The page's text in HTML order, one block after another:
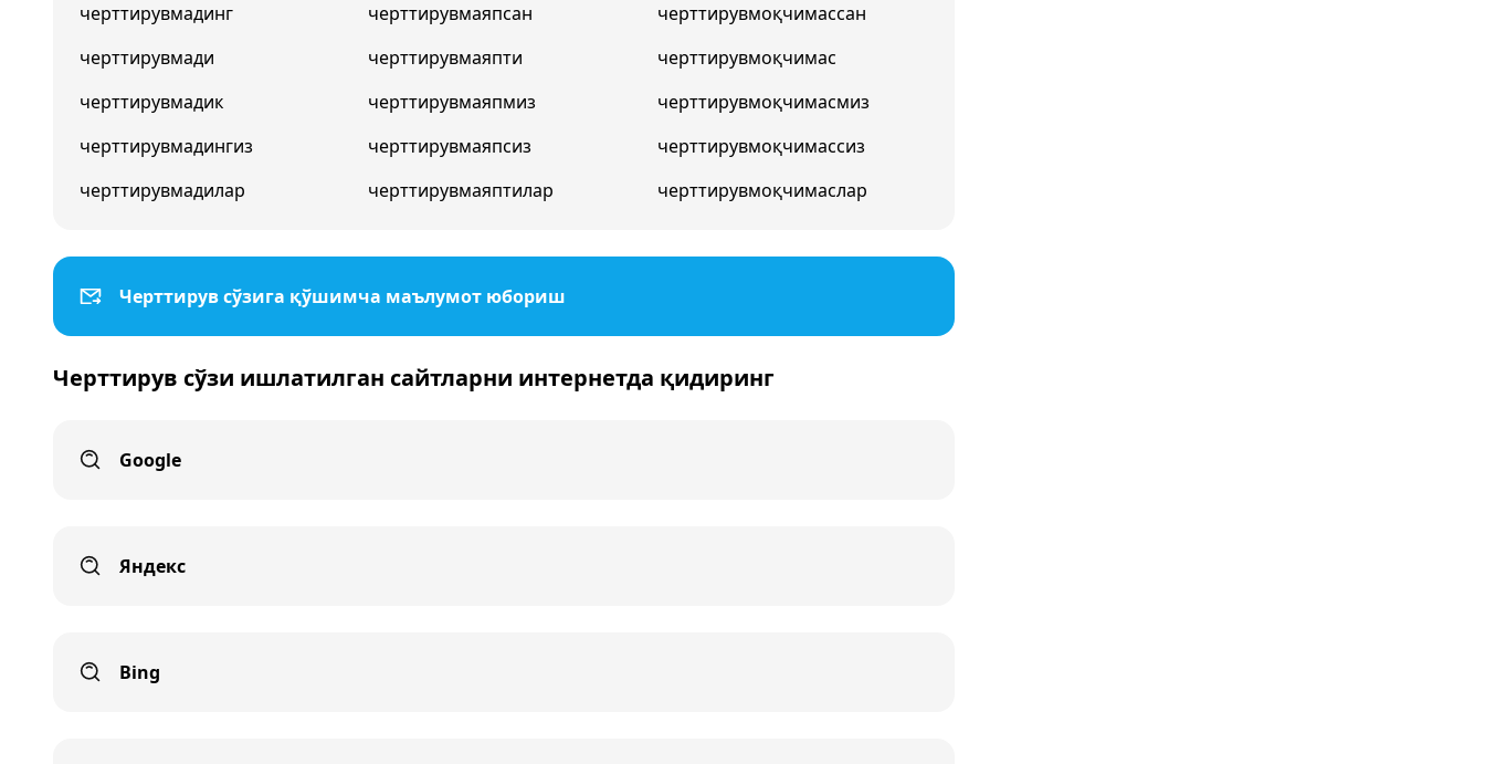
черттирувмадинг
черттирувмади
черттирувмадик
черттирувмадингиз
черттирувмадилар
черттирувмаяпсан
черттирувмаяпти
черттирувмаяпмиз
черттирувмаяпсиз
черттирувмаяптилар
черттирувмоқчимассан
черттирувмоқчимас
черттирувмоқчимасмиз
черттирувмоқчимассиз
черттирувмоқчимаслар
Черттирув сўзига қўшимча маълумот юбориш
Черттирув сўзи ишлатилган сайтларни интернетда қидиринг
Google
Яндекс
Bing